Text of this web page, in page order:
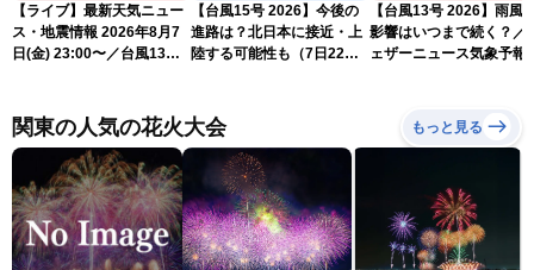
【ライブ】最新天気ニュー
ス・地震情報 2026年8月7
日(金) 23:00〜／台風13号
【台風15号 2026】今後の
進路は？北日本に接近・上
陸する可能性も（7日22時
【台風13号 2026】雨風
影響はいつまで続く？／
ェザーニュース気象予報
関東の人気の花火大会 もっと見る